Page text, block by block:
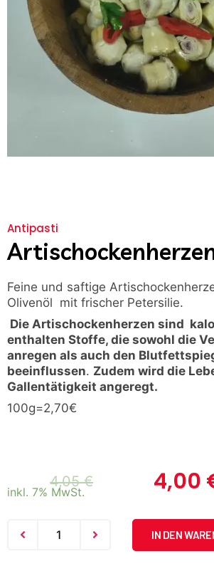
Antipasti
Feine und saftige
Olivenöl mit frischer Petersilie.
Die Artischockenherzen sind
enthalten Stoffe, die sowohl die
anregen als auch den
beeinflussen. Zudem wird die
Gallentätigkeit angeregt.
100g=2,70€
4,05€ 4,00
inkl. 7% MwSt.
IN DEN